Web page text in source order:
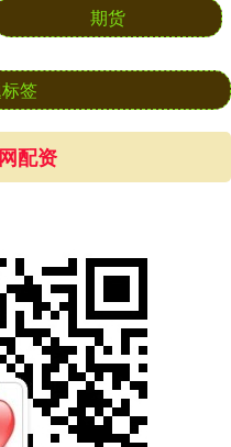
期货
签
配资